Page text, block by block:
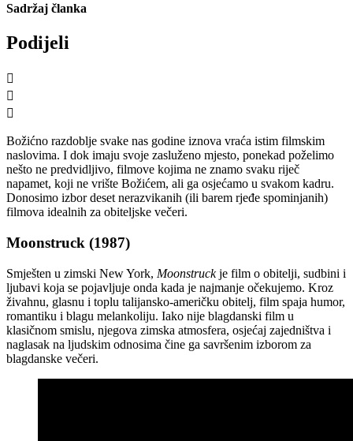
Sadržaj članka
Podijeli
Božićno razdoblje svake nas godine iznova vraća istim filmskim
naslovima. I dok imaju svoje zasluženo mjesto, ponekad poželimo
nešto ne predvidljivo, filmove kojima ne znamo svaku riječ
napamet, koji ne vrište Božićem, ali ga osjećamo u svakom kadru.
Donosimo izbor deset nerazvikanih (ili barem rjeđe spominjanih)
filmova idealnih za obiteljske večeri.
Moonstruck (1987)
Smješten u zimski New York, Moonstruckje film o obitelji, sudbini i
ljubavi koja se pojavljuje onda kada je najmanje očekujemo. Kroz
živahnu, glasnu i toplu talijansko-američku obitelj, film spaja humor,
romantiku i blagu melankoliju. Iako nije blagdanski film u
klasičnom smislu, njegova zimska atmosfera, osjećaj zajedništva i
naglasak na ljudskim odnosima čine ga savršenim izborom za
blagdanske večeri.